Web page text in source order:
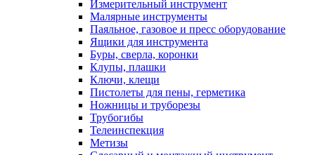
Измерительный инструмент
Малярные инструменты
Паяльное, газовое и пресс оборудование
Ящики для инструмента
Буры, сверла, коронки
Клупы, плашки
Ключи, клещи
Пистолеты для пены, герметика
Ножницы и труборезы
Трубогибы
Телеинспекция
Метизы